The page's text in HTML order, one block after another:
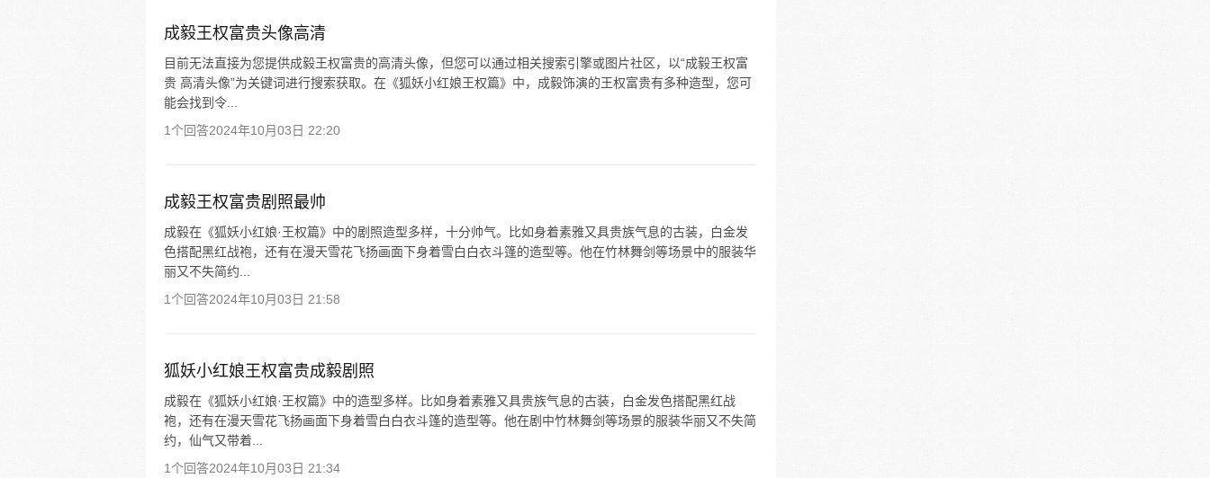
成毅王权富贵头像高清
目前无法直接为您提供成毅王权富贵的高清头像，但您可以通过相关搜索引擎或图片社区，以“成毅王权富
贵 高清头像”为关键词进行搜索获取。在《狐妖小红娘王权篇》中，成毅饰演的王权富贵有多种造型，您可
能会找到令...
1个回答2024年10月03日 22:20
成毅王权富贵剧照最帅
成毅在《狐妖小红娘·王权篇》中的剧照造型多样，十分帅气。比如身着素雅又具贵族气息的古装，白金发
色搭配黑红战袍，还有在漫天雪花飞扬画面下身着雪白白衣斗篷的造型等。他在竹林舞剑等场景中的服装华
丽又不失简约...
1个回答2024年10月03日 21:58
狐妖小红娘王权富贵成毅剧照
成毅在《狐妖小红娘·王权篇》中的造型多样。比如身着素雅又具贵族气息的古装，白金发色搭配黑红战
袍，还有在漫天雪花飞扬画面下身着雪白白衣斗篷的造型等。他在剧中竹林舞剑等场景的服装华丽又不失简
约，仙气又带着...
1个回答2024年10月03日 21:34